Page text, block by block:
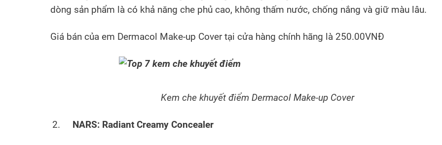
dòng sản phẩm là có khả năng che phủ cao, không thấm nước, chống nắng và giữ màu lâu.
Giá bán của em Dermacol Make-up Cover tại cửa hàng chính hãng là 250.00VNĐ
Kem che khuyết điểm Dermacol Make-up Cover
NARS: Radiant Creamy Concealer